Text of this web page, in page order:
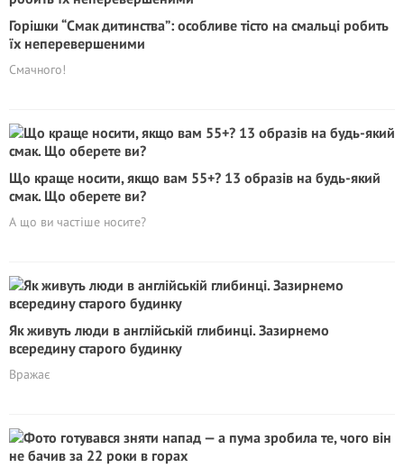
Горішки “Смак дитинства”: особливе тісто на смальці робить
їх неперевершеними
Смачного!
Що краще носити, якщо вам 55+? 13 образів на будь-який
смак. Що оберете ви?
А що ви частіше носите?
Як живуть люди в англійській глибинці. Зазирнемо
всередину старого будинку
Вражає